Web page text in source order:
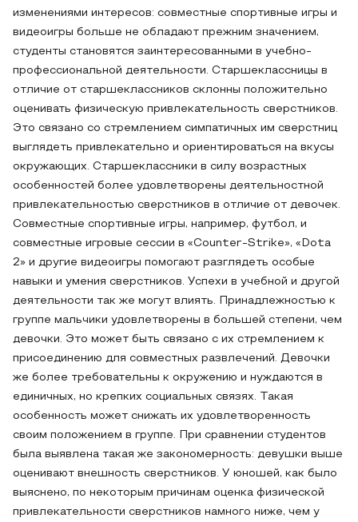
изменениями интересов: совместные спортивные игры и
видеоигры больше не обладают прежним значением,
студенты становятся заинтересованными в учебно-
профессиональной деятельности. Старшеклассницы в
отличие от старшеклассников склонны положительно
оценивать физическую привлекательность сверстников.
Это связано со стремлением симпатичных им сверстниц
выглядеть привлекательно и ориентироваться на вкусы
окружающих. Старшеклассники в силу возрастных
особенностей более удовлетворены деятельностной
привлекательностью сверстников в отличие от девочек.
Совместные спортивные игры, например, футбол, и
совместные игровые сессии в «Counter-Strike», «Dota
2» и другие видеоигры помогают разглядеть особые
навыки и умения сверстников. Успехи в учебной и другой
деятельности так же могут влиять. Принадлежностью к
группе мальчики удовлетворены в большей степени, чем
девочки. Это может быть связано с их стремлением к
присоединению для совместных развлечений. Девочки
же более требовательны к окружению и нуждаются в
единичных, но крепких социальных связях. Такая
особенность может снижать их удовлетворенность
своим положением в группе. При сравнении студентов
была выявлена такая же закономерность: девушки выше
оценивают внешность сверстников. У юношей, как было
выяснено, по некоторым причинам оценка физической
привлекательности сверстников намного ниже, чем у